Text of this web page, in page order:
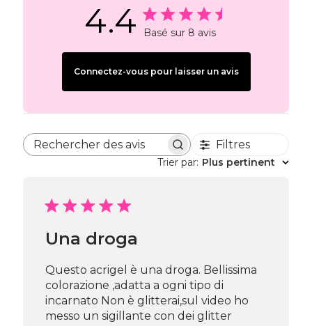
4.4 Basé sur 8 avis
Connectez-vous pour laisser un avis
Rechercher des avisFiltres
Trier par: Plus pertinent
Una droga
Questo acrigel è una droga. Bellissima
colorazione ,adatta a ogni tipo di
incarnato Non è glitterai,sul video ho
messo un sigillante con dei glitter